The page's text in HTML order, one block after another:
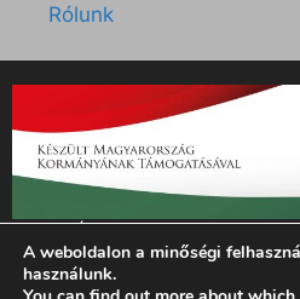
Rólunk
„Az Új Ember katolikus
támogatását az EGYH-KCP-
szerződés keretében 3 000 000
A weboldalon a minőségi
használunk.